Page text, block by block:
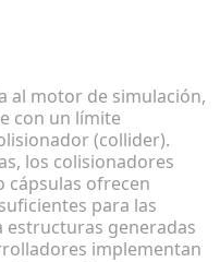
al motor de simulación,
con un límite
(collider).
los colisionadores
cápsulas ofrecen
para las
estructuras generadas
implementan